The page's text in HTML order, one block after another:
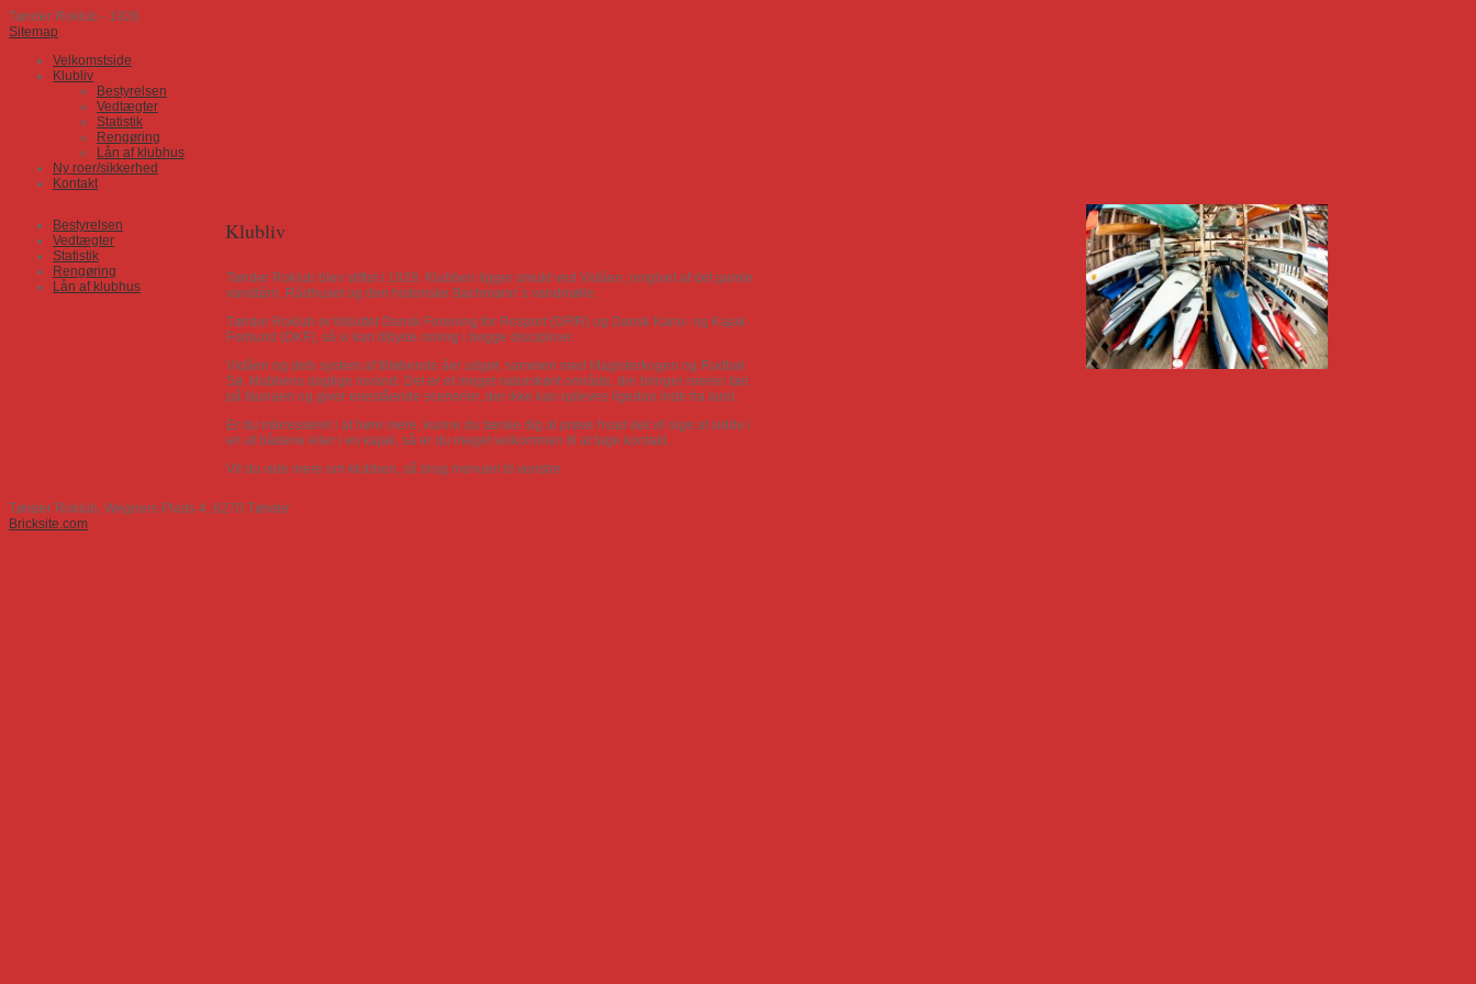
Tønder Roklub - 1928
Sitemap
Velkomstside
Klubliv
Bestyrelsen
Vedtægter
Statistik
Rengøring
Lån af klubhus
Ny roer/sikkerhed
Kontakt
Bestyrelsen
Vedtægter
Statistik
Rengøring
Lån af klubhus
Klubliv
Tønder Roklub blev stiftet i 1928. Klubben ligger smukt ved Vidåen, omgivet af det gamle
vandtårn, Rådhuset og den historiske Bachmann´s vandmølle.
Tønder Roklub er tilsluttet Dansk Forening for Rosport (DFfR) og Dansk Kano- og Kajak
Forbund (DKF), så vi kan tilbyde roning i begge discipliner.
Vidåen og dets system af tilløbende åer udgør, sammen med Magisterkogen og Rudbøl
Sø, klubbens daglige rovand. Det er et meget naturskønt område, der bringer roeren tæt
på faunaen og giver enestående scenerier, der ikke kan opleves ligedan inde fra land.
Er du interesseret i at høre mere, kunne du tænke dig at prøve hvad det vil sige at sidde i
en af bådene eller i en kajak, så er du meget velkommen til at tage kontakt.
Vil du vide mere om klubben, så brug menuen til venstre
Tønder Roklub, Wegners Plads 4, 6270 Tønder
Bricksite.com